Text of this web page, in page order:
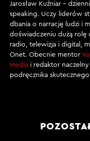
Jarosław Kuźniar –
speaking. Uczy liderów
dbania o narrację ludzi i
doświadczeniu dużą rolę
radio, telewizja i digital,
Onet. Obecnie mentor
Media i redaktor
podręcznika